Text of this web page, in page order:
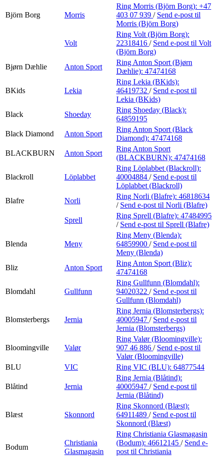
Björn Borg Morris
Ring Morris (Björn Borg): +47
403 07 939 / Send e-post til
Morris (Björn Borg)
Volt
Ring Volt (Björn Borg):
22318416 / Send e-post til Volt
(Björn Borg)
Bjørn Dæhlie
Anton Sport
Ring Anton Sport (Bjørn
Dæhlie): 47474168
BKids Lekia
Ring Lekia (BKids):
46419732 / Send e-post til
Lekia (BKids)
Black
Shoeday
Ring Shoeday (Black):
64859195
Black Diamond
Anton Sport
Ring Anton Sport (Black
Diamond): 47474168
BLACKBURN
Anton Sport
Ring Anton Sport
(BLACKBURN): 47474168
Blackroll Löplabbet
Ring Löplabbet (Blackroll):
40004884 / Send e-post til
Löplabbet (Blackroll)
Blafre
Norli
Ring Norli (Blafre): 46818634
/ Send e-post til Norli (Blafre)
Sprell
Ring Sprell (Blafre): 47484995
/ Send e-post til Sprell (Blafre)
Blenda Meny
Ring Meny (Blenda):
64859900 / Send e-post til
Meny (Blenda)
Bliz
Anton Sport
Ring Anton Sport (Bliz):
47474168
Blomdahl Gullfunn
Ring Gullfunn (Blomdahl):
94020322 / Send e-post til
Gullfunn (Blomdahl)
Blomsterbergs Jernia
Ring Jernia (Blomsterbergs):
40005947 / Send e-post til
Jernia (Blomsterbergs)
Bloomingville Valør
Ring Valør (Bloomingville):
907 46 886 / Send e-post til
Valør (Bloomingville)
BLU
VIC Ring VIC (BLU): 64877544
Blåtind Jernia
Ring Jernia (Blåtind):
40005947 / Send e-post til
Jernia (Blåtind)
Blæst Skonnord
Ring Skonnord (Blæst):
64911489 / Send e-post til
Skonnord (Blæst)
Bodum
Christiania
Glasmagasin
Ring Christiania Glasmagasin
(Bodum): 46612145 / Send e-
post til Christiania